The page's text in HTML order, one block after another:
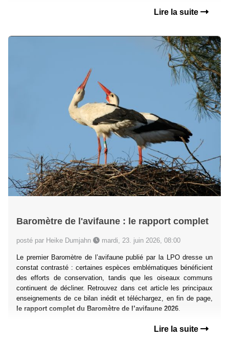
Lire la suite
Baromètre de l'avifaune : le rapport complet
posté par Heike Dumjahn mardi, 23. juin 2026, 08:00
Le premier Baromètre de l’avifaune publié par la LPO dresse un
constat contrasté : certaines espèces emblématiques bénéficient
des efforts de conservation, tandis que les oiseaux communs
continuent de décliner. Retrouvez dans cet article les principaux
enseignements de ce bilan inédit et téléchargez, en fin de page,
le rapport complet du Baromètre de l’avifaune 2026
Lire la suite